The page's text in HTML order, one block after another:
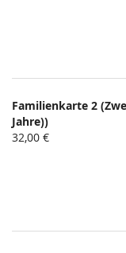
Familienkarte 2
Jahre))
32,00 €